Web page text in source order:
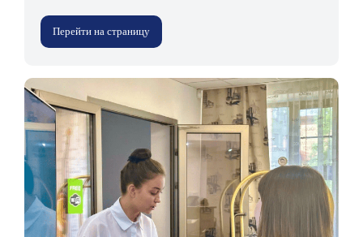
Перейти на страницу
Перезвоним в ближайшее время
и назначим встречу с представителем
института
Не можешь определиться
с направлением или
остались вопросы?